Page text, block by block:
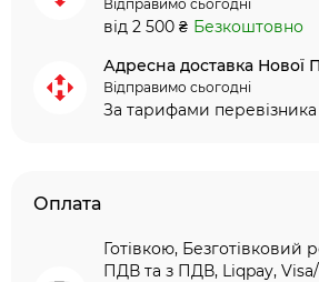
Відправимо сьогодні
від 2 500 ₴ Безкоштовно
Адресна доставка Нової
Відправимо сьогодні
За тарифами перевізника
Оплата
Готівкою, Безготівковий
ПДВ та з ПДВ, Liqpay,